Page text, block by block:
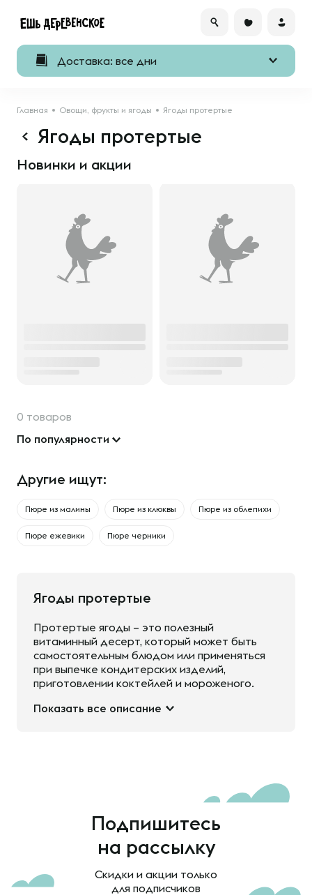
Доставка: все дни
Главная Овощи, фрукты и ягоды Ягоды протертые
Ягоды протертые
Новинки и акции
0 товаров
По популярности
Другие ищут:
Пюре из малины Пюре из клюквы Пюре из облепихи
Пюре ежевики Пюре черники
Ягоды протертые
Протертые ягоды – это полезный
витаминный десерт, который может быть
самостоятельным блюдом или применяться
при выпечке кондитерских изделий,
приготовлении коктейлей и мороженого.
Показать все описание
Подпишитесь
на рассылку
Скидки и акции только
для подписчиков